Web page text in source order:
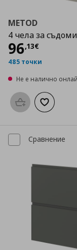
METOD
4 чела за
96,13€
Цена
485 точки
Не е налично
Προσθήκη στο
Добави
Сравнение